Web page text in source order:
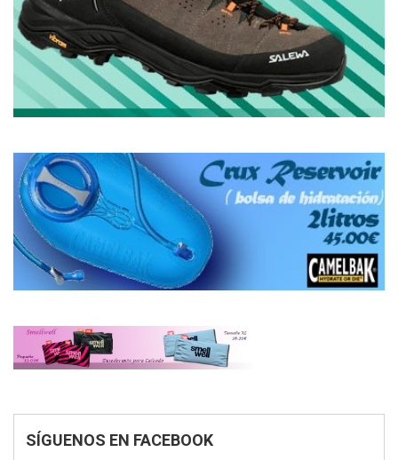
SÍGUENOS EN FACEBOOK